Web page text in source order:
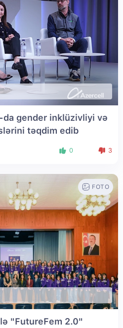
gender inklüzivliyi və
təqdim edib
0 3
FOTO
"FutureFem 2.0"